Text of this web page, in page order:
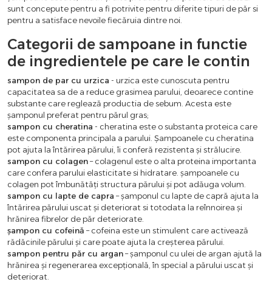
sunt concepute pentru a fi potrivite pentru diferite tipuri de păr si
pentru a satisface nevoile fiecăruia dintre noi.
Categorii de sampoane in functie
de ingredientele pe care le contin
sampon de par cu urzica - urzica este cunoscuta pentru
capacitatea sa de a reduce grasimea parului, deoarece contine
substante care reglează productia de sebum. Acesta este
șamponul preferat pentru părul gras;
sampon cu cheratina - cheratina este o substanta proteica care
este componenta principala a parului. Șampoanele cu cheratina
pot ajuta la întărirea părului, îi conferă rezistenta și strălucire.
sampon cu colagen– colagenul este o alta proteina importanta
care confera parului elasticitate si hidratare. șampoanele cu
colagen pot îmbunătăți structura părului și pot adăuga volum.
sampon cu lapte de capra – șamponul cu lapte de capră ajuta la
întărirea părului uscat și deteriorat si totodata la reînnoirea și
hrănirea fibrelor de păr deteriorate.
șampon cu cofeină – cofeina este un stimulent care activează
rădăcinile părului și care poate ajuta la creșterea părului.
sampon pentru păr cu argan– șamponul cu ulei de argan ajută la
hrănirea și regenerarea excepțională, în special a părului uscat și
deteriorat.